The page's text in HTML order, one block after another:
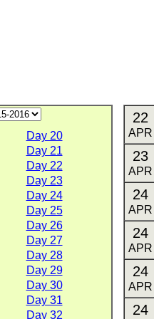
Day 20
Day 21
Day 22
Day 23
Day 24
Day 25
Day 26
Day 27
Day 28
Day 29
Day 30
Day 31
Day 32
22
APR
23
APR
24
APR
24
APR
24
APR
24